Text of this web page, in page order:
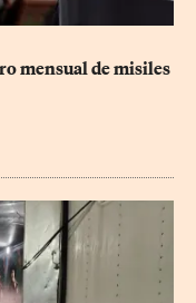
mensual de misiles